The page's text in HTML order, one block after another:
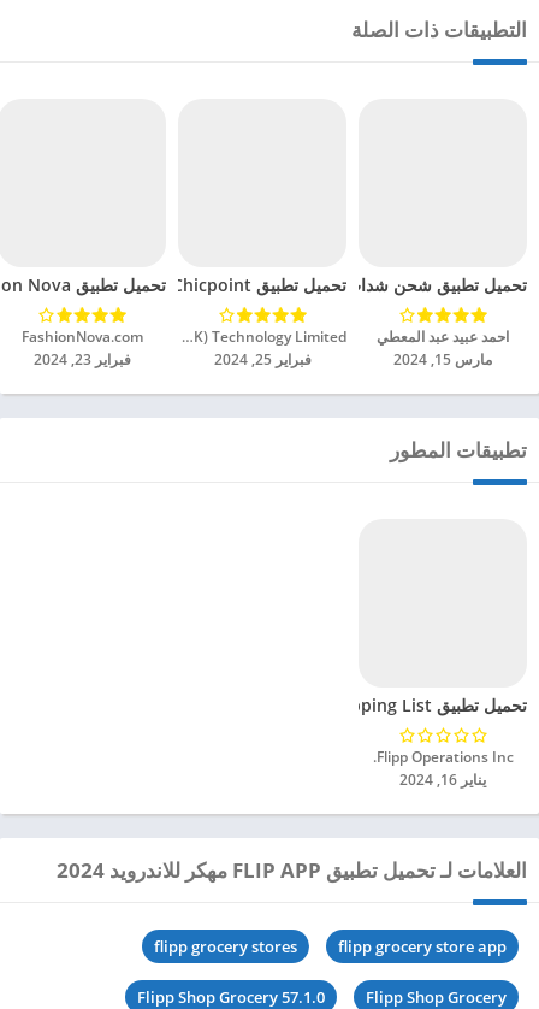
التطبيقات ذات الصلة
تحميل تطبيق شحن شدات ببجي مهكر للاندرويد 2024
احمد عبيد عبد المعطي
مارس 15, 2024
تحميل تطبيق Chicpoint مهكر للاندرويد 2024
New Chic World (HK) Technology Limited‏
فبراير 25, 2024
تحميل تطبيق Fashion Nova مهكر للاندرويد 2024
FashionNova.com‏
فبراير 23, 2024
تطبيقات المطور
تحميل تطبيق reebee: Flyers Shopping List مهكر للاندرويد 2024
Flipp Operations Inc.‏
يناير 16, 2024
العلامات لـ تحميل تطبيق FLIP APP مهكر للاندرويد 2024
flipp grocery store app
flipp grocery stores
Flipp Shop Grocery
Flipp Shop Grocery 57.1.0